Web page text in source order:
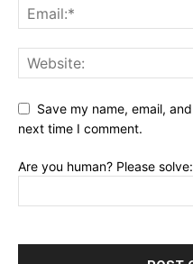
Save my name, email,
next time I comment.
Are you human? Please solve: